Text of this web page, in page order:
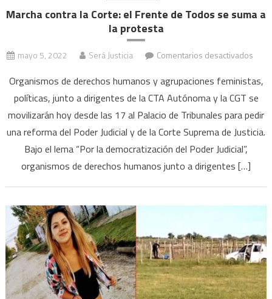
Marcha contra la Corte: el Frente de Todos se suma a
la protesta
mayo 5, 2022 Será Justicia Comentarios desactivados
la
el
se
suma
la
Organismos de derechos humanos y agrupaciones feministas,
políticas, junto a dirigentes de la CTA Autónoma y la CGT se
movilizarán hoy desde las 17 al Palacio de Tribunales para pedir
una reforma del Poder Judicial y de la Corte Suprema de Justicia.
Bajo el lema “Por la democratización del Poder Judicial”,
organismos de derechos humanos junto a dirigentes […]